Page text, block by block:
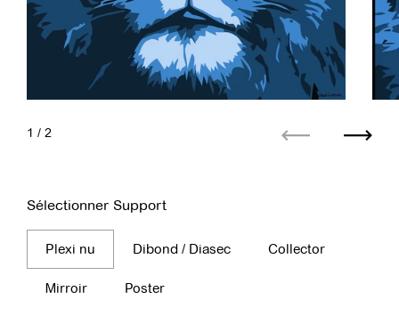
Sélectionner Support
Plexi nu Dibond / Diasec Collector
Mirroir Poster
1 / 2